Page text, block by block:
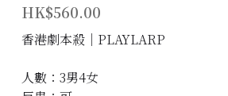
Instagram
HK$560.00
香港劇本殺│PLAYLARP
人數：3男4女